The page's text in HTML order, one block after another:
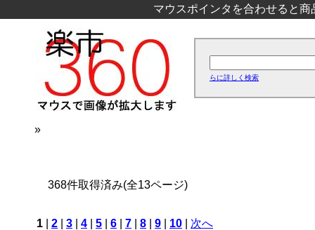
マウスポインタを合わせると
らに詳しく検索
»
368件取得済み(全13ページ)
1 2 3 4 5 6 7 8 9 10 次へ